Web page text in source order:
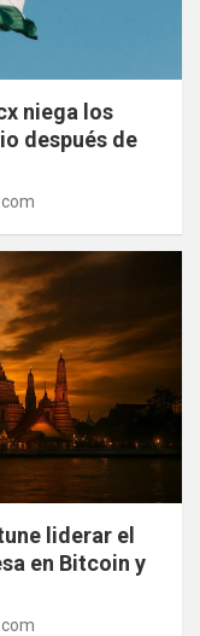
niega los
después de
liderar el
en Bitcoin y